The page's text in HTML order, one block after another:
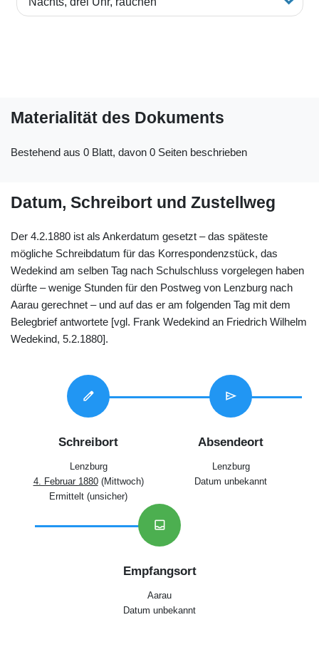
Materialität des Dokuments
Bestehend aus 0 Blatt, davon 0 Seiten beschrieben
Datum, Schreibort und Zustellweg
Der 4.2.1880 ist als Ankerdatum gesetzt – das späteste
mögliche Schreibdatum für das Korrespondenzstück, das
Wedekind am selben Tag nach Schulschluss vorgelegen haben
dürfte – wenige Stunden für den Postweg von Lenzburg nach
Aarau gerechnet – und auf das er am folgenden Tag mit dem
Belegbrief antwortete [vgl. Frank Wedekind an Friedrich Wilhelm
Wedekind, 5.2.1880].
edit
Schreibort
Lenzburg
4. Februar 1880(Mittwoch)
Ermittelt (unsicher)
send
Absendeort
Lenzburg
Datum unbekannt
inbox
Empfangsort
Aarau
Datum unbekannt